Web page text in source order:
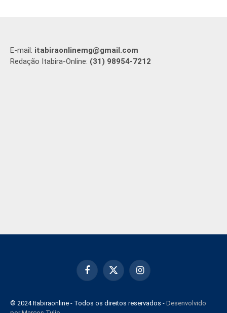
E-mail: itabiraonlinemg@gmail.com
Redação Itabira-Online: (31) 98954-7212
Facebook
X
Instagram
© 2024 Itabiraonline - Todos os direitos reservados - Desenvolvido